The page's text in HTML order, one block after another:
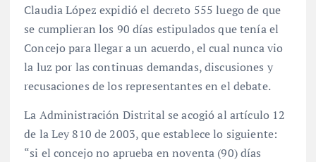
Claudia López expidió el decreto 555 luego de que
se cumplieran los 90 días estipulados que tenía el
Concejo para llegar a un acuerdo, el cual nunca vio
la luz por las continuas demandas, discusiones y
recusaciones de los representantes en el debate.
La Administración Distrital se acogió al artículo 12
de la Ley 810 de 2003, que establece lo siguiente:
“si el concejo no aprueba en noventa (90) días